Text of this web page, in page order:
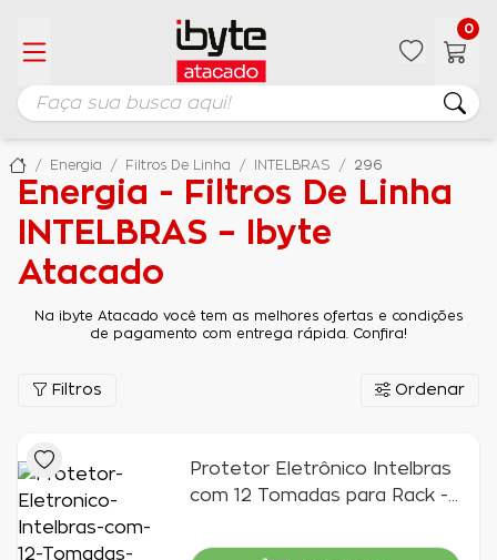
0
Energia Filtros De Linha INTELBRAS 296
Energia - Filtros De Linha
INTELBRAS – Ibyte
Atacado
Na ibyte Atacado você tem as melhores ofertas e condições
de pagamento com entrega rápida. Confira!
Filtros Ordenar
Protetor Eletrônico Intelbras
com 12 Tomadas para Rack -